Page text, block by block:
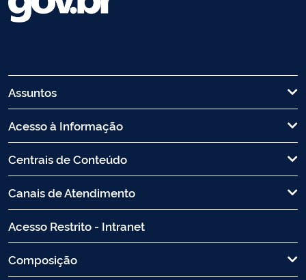
Assuntos
Acesso à Informação
Centrais de Conteúdo
Canais de Atendimento
Acesso Restrito - Intranet
Composição